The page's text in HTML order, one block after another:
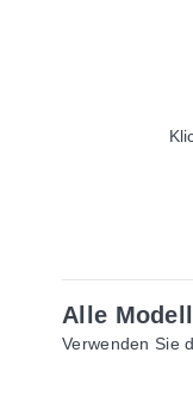
Alle
Verwenden Sie